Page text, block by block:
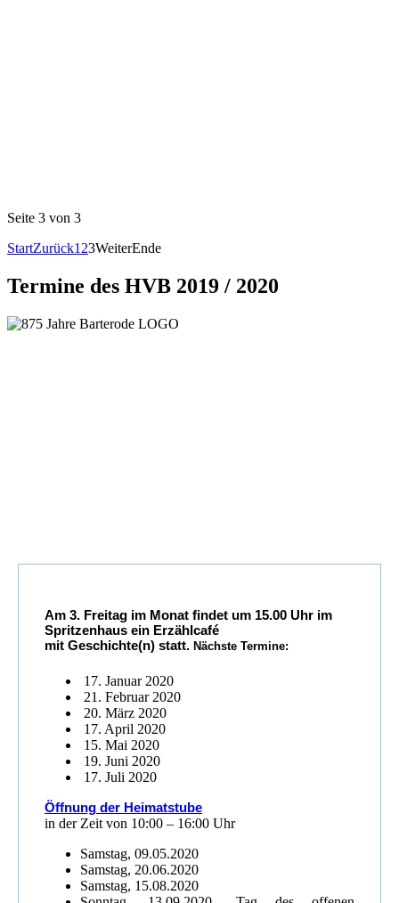
Seite 3 von 3
StartZurück1 23WeiterEnde
Termine des HVB 2019 / 2020
Am 3. Freitag im Monat findet um 15.00 Uhr im
Spritzenhaus ein Erzählcafé
mit Geschichte(n) statt. Nächste Termine:
17. Januar 2020
21. Februar 2020
20. März 2020
17. April 2020
15. Mai 2020
19. Juni 2020
17. Juli 2020
Öffnung der Heimatstube
in der Zeit von 10:00 – 16:00 Uhr
Samstag, 09.05.2020
Samstag, 20.06.2020
Samstag, 15.08.2020